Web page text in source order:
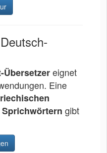
Übersetzereignet
Eine
gibt